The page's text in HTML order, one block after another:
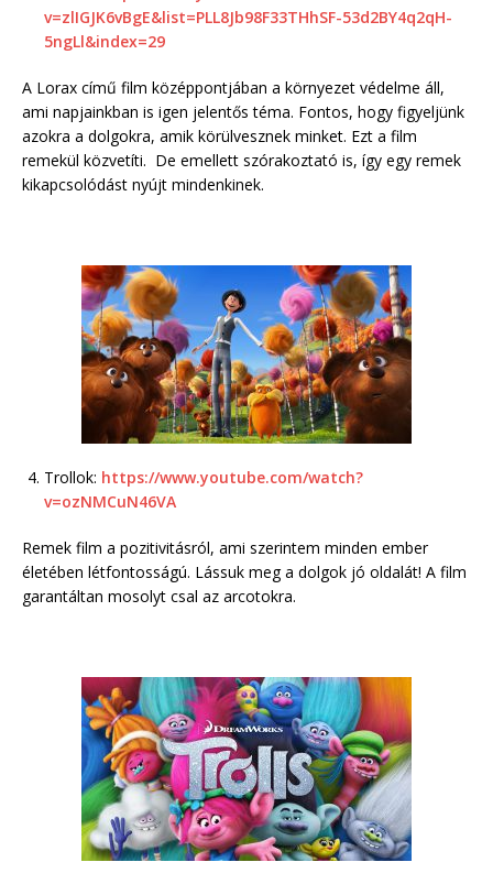
v=zlIGJK6vBgE&list=PLL8Jb98F33THhSF-53d2BY4q2qH-
5ngLl&index=29
A Lorax című film középpontjában a környezet védelme áll,
ami napjainkban is igen jelentős téma. Fontos, hogy figyeljünk
azokra a dolgokra, amik körülvesznek minket. Ezt a film
remekül közvetíti. De emellett szórakoztató is, így egy remek
kikapcsolódást nyújt mindenkinek.
Trollok: https://www.youtube.com/watch?
v=ozNMCuN46VA
Remek film a pozitivitásról, ami szerintem minden ember
életében létfontosságú. Lássuk meg a dolgok jó oldalát! A film
garantáltan mosolyt csal az arcotokra.